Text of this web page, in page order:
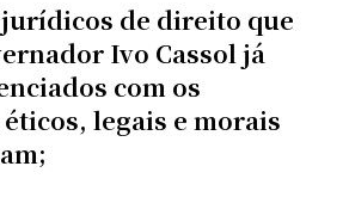
de direito que
Ivo Cassol já
com os
legais e morais